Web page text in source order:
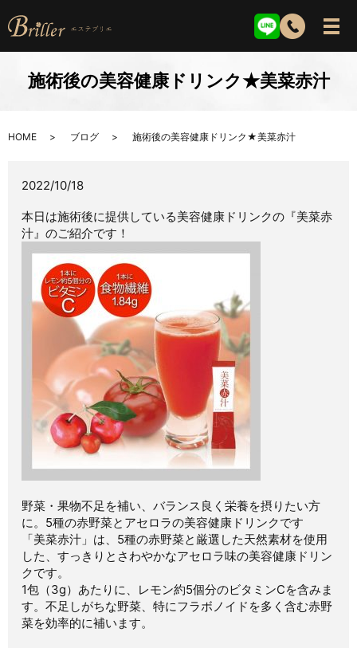
施術後の美容健康ドリンク★美菜赤汁
HOME ブログ 施術後の美容健康ドリンク★美菜赤汁
2022/10/18
本日は施術後に提供している美容健康ドリンクの『美菜赤
汁』のご紹介です！
野菜・果物不足を補い、バランス良く栄養を摂りたい方
に。5種の赤野菜とアセロラの美容健康ドリンクです
「美菜赤汁」は、5種の赤野菜と厳選した天然素材を使用
した、すっきりとさわやかなアセロラ味の美容健康ドリン
クです。
1包（3g）あたりに、レモン約5個分のビタミンCを含みま
す。不足しがちな野菜、特にフラボノイドを多く含む赤野
菜を効率的に補います。